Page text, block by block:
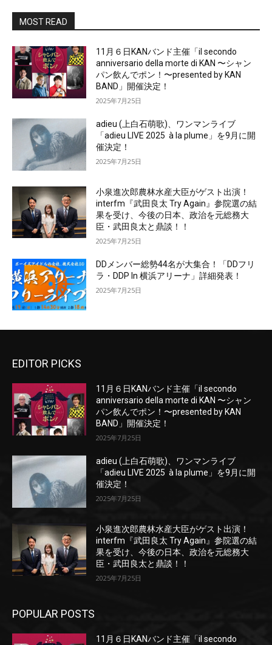
MOST READ
11月６日KANバンド主催「il secondo
anniversario della morte di KAN 〜シャン
パン飲んでポン！〜presented by KAN
BAND」開催決定！
2025年7月25日
adieu (上白石萌歌)、ワンマンライブ
「adieu LIVE 2025 à la plume」を9月に開
催決定！
2025年7月25日
小泉進次郎農林水産大臣がゲスト出演！
interfm『武田良太 Try Again』参院選の結
果を受け、今後の日本、政治を元総務大
臣・武田良太と鼎談！！
2025年7月25日
DDメンバー総勢44名が大集合！「DDフリ
ラ・DDP In 横浜アリーナ」詳細発表！
2025年7月25日
EDITOR PICKS
11月６日KANバンド主催「il secondo
anniversario della morte di KAN 〜シャン
パン飲んでポン！〜presented by KAN
BAND」開催決定！
2025年7月25日
adieu (上白石萌歌)、ワンマンライブ
「adieu LIVE 2025 à la plume」を9月に開
催決定！
2025年7月25日
小泉進次郎農林水産大臣がゲスト出演！
interfm『武田良太 Try Again』参院選の結
果を受け、今後の日本、政治を元総務大
臣・武田良太と鼎談！！
2025年7月25日
POPULAR POSTS
11月６日KANバンド主催「il secondo